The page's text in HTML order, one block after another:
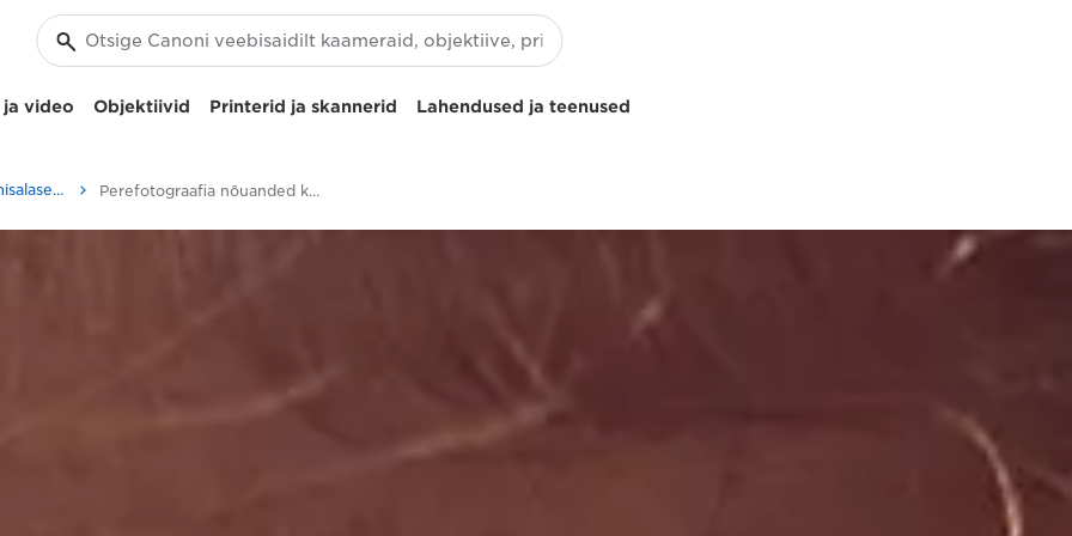
video Objektiivid Printerid ja skannerid Lahendused ja teenused
Fotograafia- ja printimisalased näpunäited ja tehnikad Perefotograafia nõuanded kaameraga Canon EOS 250D